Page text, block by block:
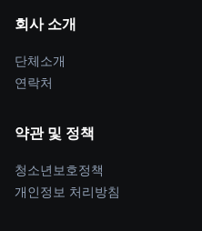
회사 소개
단체소개
연락처
약관 및 정책
청소년보호정책
개인정보 처리방침